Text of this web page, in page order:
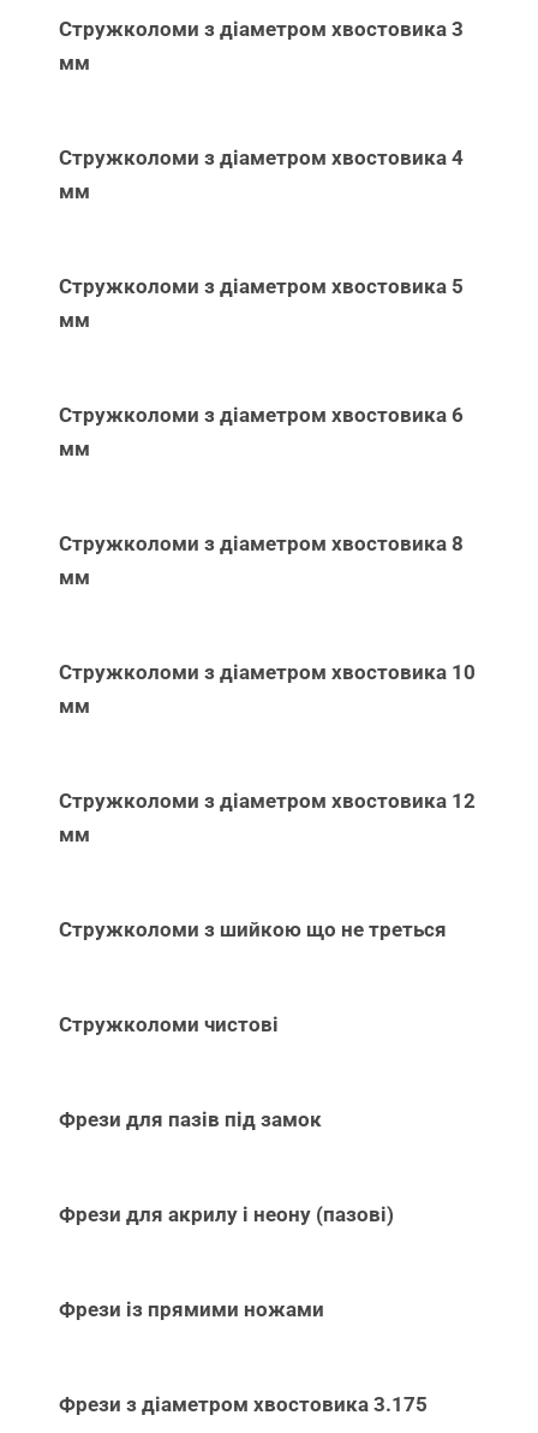
Стружколоми з діаметром хвостовика 3
мм
Стружколоми з діаметром хвостовика 4
мм
Стружколоми з діаметром хвостовика 5
мм
Стружколоми з діаметром хвостовика 6
мм
Стружколоми з діаметром хвостовика 8
мм
Стружколоми з діаметром хвостовика 10
мм
Стружколоми з діаметром хвостовика 12
мм
Стружколоми з шийкою що не треться
Стружколоми чистові
Фрези для пазів під замок
Фрези для акрилу і неону (пазові)
Фрези із прямими ножами
Фрези з діаметром хвостовика 3.175